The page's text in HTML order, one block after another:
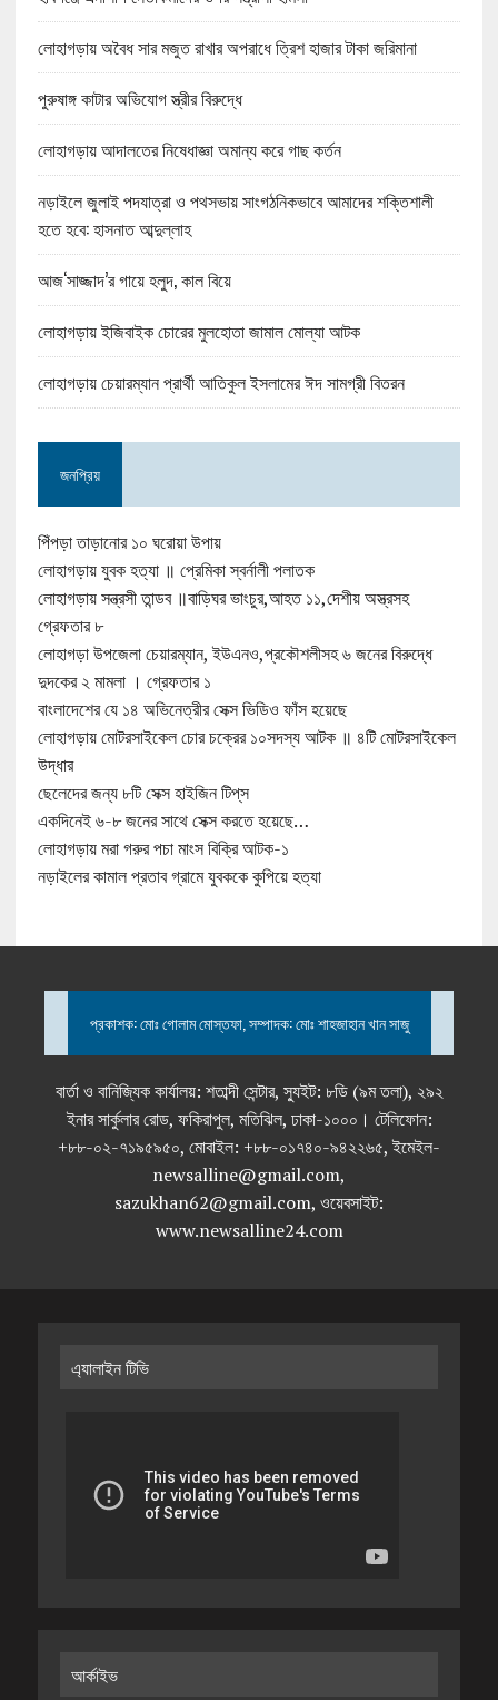
লোহাগড়ায় অবৈধ সার মজুত রাখার অপরাধে ত্রিশ হাজার টাকা জরিমানা
পুরুষাঙ্গ কাটার অভিযোগ স্ত্রীর বিরুদ্ধে
লোহাগড়ায় আদালতের নিষেধাজ্ঞা অমান্য করে গাছ কর্তন
নড়াইলে জুলাই পদযাত্রা ও পথসভায় সাংগঠনিকভাবে আমাদের শক্তিশালী
হতে হবে: হাসনাত আব্দুল্লাহ
আজ‘সাজ্জাদ’র গায়ে হলুদ, কাল বিয়ে
লোহাগড়ায় ইজিবাইক চোরের মুলহোতা জামাল মোল্যা আটক
লোহাগড়ায় চেয়ারম্যান প্রার্থী আতিকুল ইসলামের ঈদ সামগ্রী বিতরন
জনপ্রিয়
পিঁপড়া তাড়ানোর ১০ ঘরোয়া উপায়
লোহাগড়ায় যুবক হত্যা ॥ প্রেমিকা স্বর্নালী পলাতক
লোহাগড়ায় সন্ত্রসী তান্ডব ॥বাড়িঘর ভাংচুর,আহত ১১,দেশীয় অস্ত্রসহ
গ্রেফতার ৮
লোহাগড়া উপজেলা চেয়ারম্যান, ইউএনও,প্রকৌশলীসহ ৬ জনের বিরুদ্ধে
দুদকের ২ মামলা । গ্রেফতার ১
বাংলাদেশের যে ১৪ অভিনেত্রীর সেক্স ভিডিও ফাঁস হয়েছে
লোহাগড়ায় মোটরসাইকেল চোর চক্রের ১০সদস্য আটক ॥ ৪টি মোটরসাইকেল
উদ্ধার
ছেলেদের জন্য ৮টি সেক্স হাইজিন টিপ্‌স
একদিনেই ৬-৮ জনের সাথে সেক্স করতে হয়েছে…
লোহাগড়ায় মরা গরুর পচা মাংস বিক্রি আটক-১
নড়াইলের কামাল প্রতাব গ্রামে যুবককে কুপিয়ে হত্যা
প্রকাশক: মোঃ গোলাম মোস্তফা, সম্পাদক: মোঃ শাহজাহান খান সাজু
বার্তা ও বানিজ্যিক কার্যালয়: শতাব্দী সেন্টার, স্যুইট: ৮ডি (৯ম তলা), ২৯২
ইনার সার্কুলার রোড, ফকিরাপুল, মতিঝিল, ঢাকা-১০০০। টেলিফোন:
+৮৮-০২-৭১৯৫৯৫০, মোবাইল: +৮৮-০১৭৪০-৯৪২২৬৫, ইমেইল-
newsalline@gmail.com,
sazukhan62@gmail.com, ওয়েবসাইট:
www.newsalline24.com
এ্যালাইন টিভি
আর্কাইভ